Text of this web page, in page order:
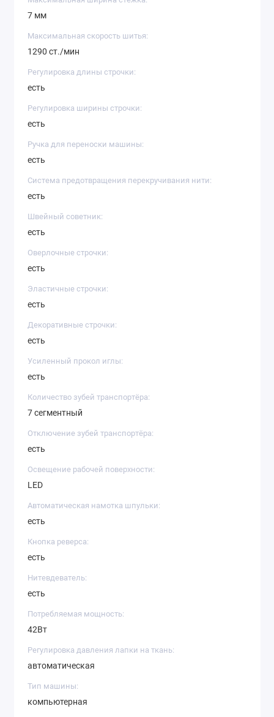
7 мм
Максимальная скорость шитья:
1290 ст./мин
Регулировка длины строчки:
есть
Регулировка ширины строчки:
есть
Ручка для переноски машины:
есть
Система предотвращения перекручивания нити:
есть
Швейный советник:
есть
Оверлочные строчки:
есть
Эластичные строчки:
есть
Декоративные строчки:
есть
Усиленный прокол иглы:
есть
Количество зубей транспортёра:
7 сегментный
Отключение зубей транспортёра:
есть
Освещение рабочей поверхности:
LED
Автоматическая намотка шпульки:
есть
Кнопка реверса:
есть
Нитевдеватель:
есть
Потребляемая мощность:
42Вт
Регулировка давления лапки на ткань:
автоматическая
Тип машины:
компьютерная